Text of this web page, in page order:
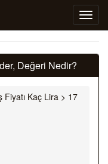
Değeri Nedir?
Fiyatı Kaç Lira > 17